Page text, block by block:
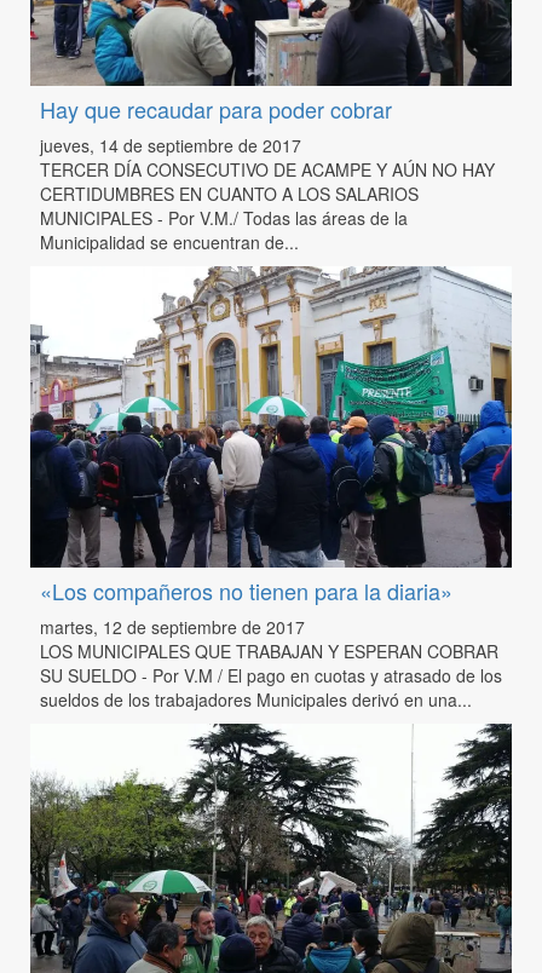
Hay que recaudar para poder cobrar
jueves, 14 de septiembre de 2017
TERCER DÍA CONSECUTIVO DE ACAMPE Y AÚN NO HAY
CERTIDUMBRES EN CUANTO A LOS SALARIOS
MUNICIPALES - Por V.M./ Todas las áreas de la
Municipalidad se encuentran de...
«Los compañeros no tienen para la diaria»
martes, 12 de septiembre de 2017
LOS MUNICIPALES QUE TRABAJAN Y ESPERAN COBRAR
SU SUELDO - Por V.M / El pago en cuotas y atrasado de los
sueldos de los trabajadores Municipales derivó en una...